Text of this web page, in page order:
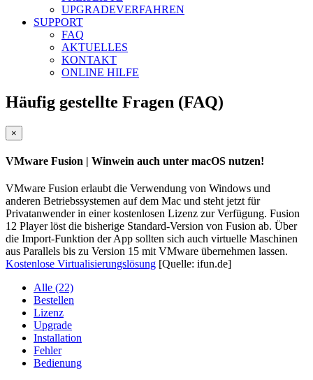
UPGRADEVERFAHREN
SUPPORT
FAQ
AKTUELLES
KONTAKT
ONLINE HILFE
Häufig gestellte Fragen (FAQ)
×
VMware Fusion | Winwein auch unter macOS nutzen!
VMware Fusion erlaubt die Verwendung von Windows und
anderen Betriebssystemen auf dem Mac und steht jetzt für
Privatanwender in einer kostenlosen Lizenz zur Verfügung. Fusion
12 Player löst die bisherige Standard-Version von Fusion ab. Über
die Import-Funktion der App sollten sich auch virtuelle Maschinen
aus Parallels bis zu Version 15 mit VMware übernehmen lassen.
Kostenlose Virtualisierungslösung [Quelle: ifun.de]
Alle (22)
Bestellen
Lizenz
Upgrade
Installation
Fehler
Bedienung